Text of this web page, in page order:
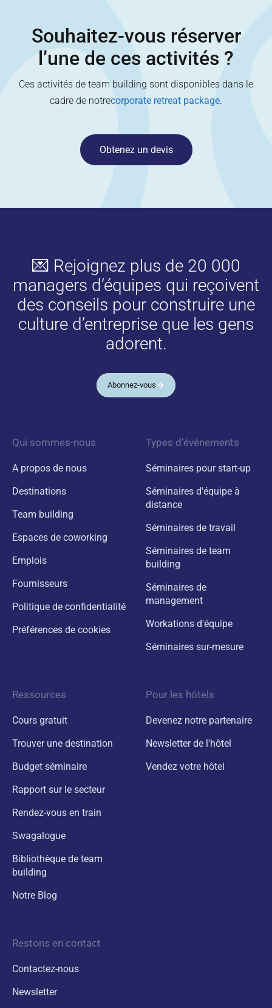
Souhaitez-vous réserver
l’une de ces activités ?
Ces activités de team building sont disponibles dans le
cadre de notrecorporate retreat package.
Obtenez un devis
💌 Rejoignez plus de 20 000
managers d’équipes qui reçoivent
des conseils pour construire une
culture d’entreprise que les gens
adorent.
Abonnez-vous
Qui sommes-nous
A propos de nous
Destinations
Team building
Espaces de coworking
Emplois
Fournisseurs
Politique de confidentialité
Préférences de cookies
Types d'événements
Séminaires pour start-up
Séminaires d'équipe à
distance
Séminaires de travail
Séminaires de team
building
Séminaires de
management
Workations d'équipe
Séminaires sur-mesure
Ressources
Cours gratuit
Trouver une destination
Budget séminaire
Rapport sur le secteur
Rendez-vous en train
Swagalogue
Bibliothèque de team
building
Notre Blog
Pour les hôtels
Devenez notre partenaire
Newsletter de l'hôtel
Vendez votre hôtel
Restons en contact
Contactez-nous
Newsletter